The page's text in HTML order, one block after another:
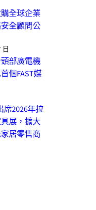
購全球企業
全顧問公
日
部廣電機
個FAST媒
席2026年拉
展，擴大
居零售商